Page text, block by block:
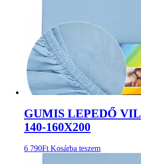
GUMIS LEPEDŐ
140-160X200
6 790Ft Kosárba teszem